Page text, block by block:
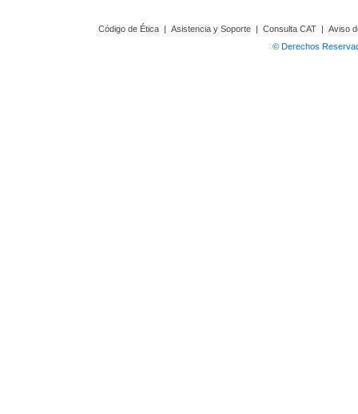
Código de Ética | Asistencia y Soporte | Consulta CAT | Aviso
© Derechos